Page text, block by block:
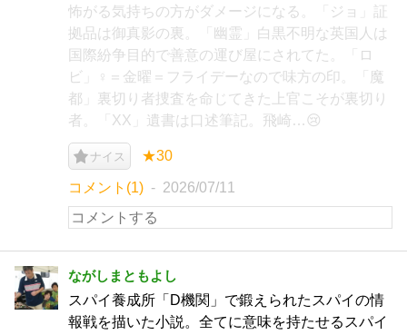
怖がる気持ちの方がダメージになる。「ジョ」証
拠品は御真影の裏。「幽霊」白黒不明な英国人は
国際紛争目的で善意の運び屋にされてた。「ロ
ビ」♀＝金曜＝フライデーなので味方の印。「魔
都」裏切り者捜査を命じてきた上官こそが裏切り
者。「XX」遺書は口述筆記。飛崎…😢
ナイス ★30
コメント(1) 2026/07/11
ながしまともよし
スパイ養成所「D機関」で鍛えられたスパイの情
報戦を描いた小説。全てに意味を持たせるスパイ